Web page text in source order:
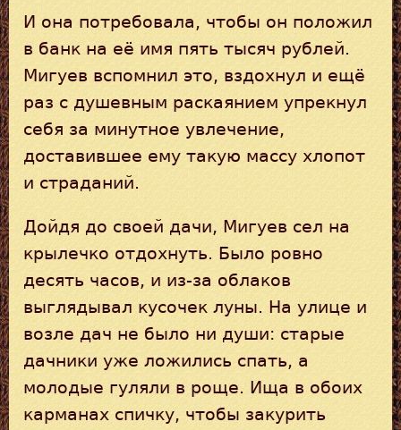
И она потребовала, чтобы он положил
в банк на её имя пять тысяч рублей.
Мигуев вспомнил это, вздохнул и ещё
раз с душевным раскаянием упрекнул
себя за минутное увлечение,
доставившее ему такую массу хлопот
и страданий.
Дойдя до своей дачи, Мигуев сел на
крылечко отдохнуть. Было ровно
десять часов, и из-за облаков
выглядывал кусочек луны. На улице и
возле дач не было ни души: старые
дачники уже ложились спать, а
молодые гуляли в роще. Ища в обоих
карманах спичку, чтобы закурить